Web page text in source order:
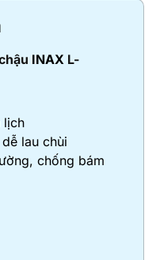
INAX L-
lịch
lau chùi
chống bám